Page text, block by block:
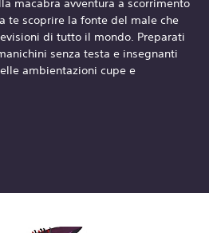
macabra avventura a scorrimento
te scoprire la fonte del male che
di tutto il mondo. Preparati
senza testa e insegnanti
ambientazioni cupe e